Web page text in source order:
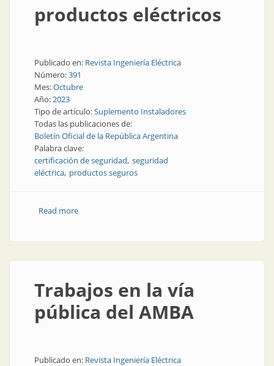
productos eléctricos
Publicado en: Revista Ingeniería Eléctrica
Número:391
Mes:Octubre
Año:2023
Tipo de artículo:Suplemento Instaladores
Todas las publicaciones de:
Boletín Oficial de la República Argentina
Palabra clave:
certificación de seguridad seguridad
eléctrica productos seguros
Read moreabout Modificaciones en el esquema de certificación
Trabajos en la vía
pública del AMBA
Publicado en: Revista Ingeniería Eléctrica